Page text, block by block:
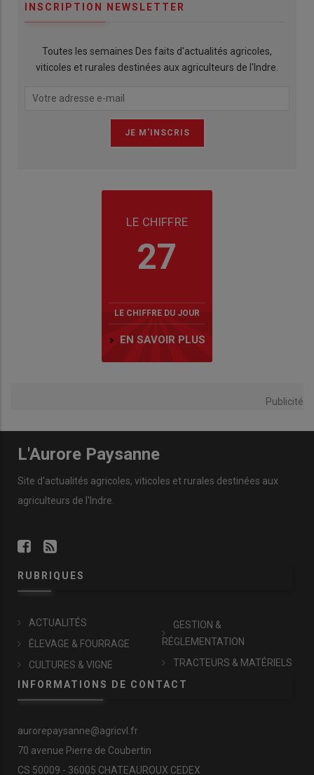
INSCRIPTION NEWSLETTER
Toutes les semaines Des faits d'actualités agricoles,
viticoles et rurales destinées aux agriculteurs de l'Indre.
LE CHIFFRE
27
LE CHIFFRE DU JOUR
EN SAVOIR PLUS
Publicité
L'Aurore Paysanne
Site d'actualités agricoles, viticoles et rurales destinées aux
agriculteurs de l'Indre.
RUBRIQUES
ACTUALITÉS
ÉLEVAGE & FOURRAGE
CULTURES & VIGNE
GESTION &
RÉGLEMENTATION
TRACTEURS & MATÉRIELS
INFORMATIONS DE CONTACT
aurorepaysanne@agricvl.fr
70 avenue Pierre de Coubertin
CS 50009 - 36005 CHATEAUROUX CEDEX